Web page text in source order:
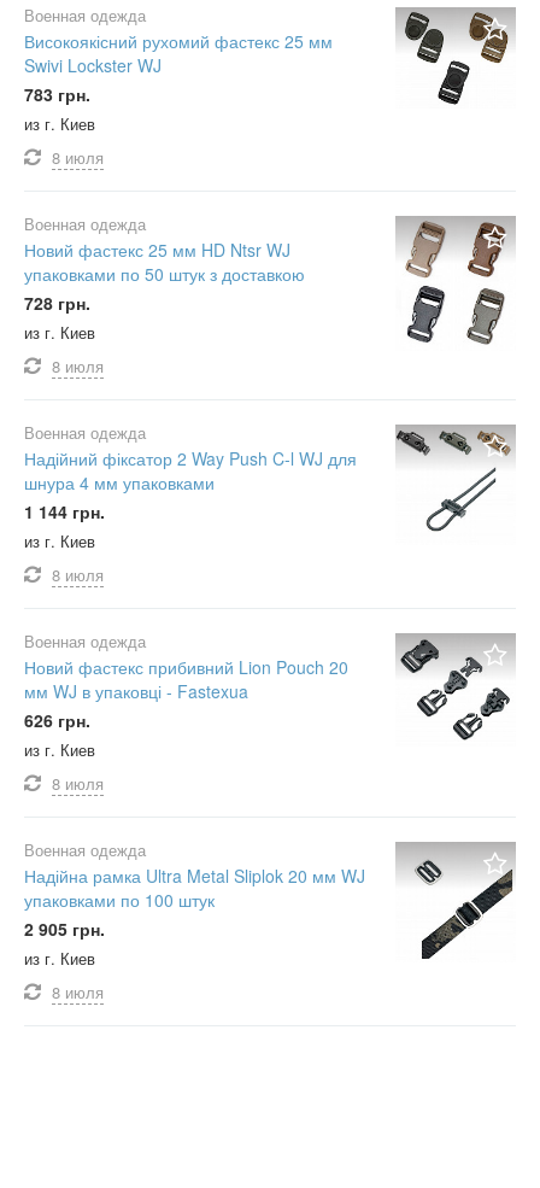
Военная одежда
Високоякісний рухомий фастекс 25 мм
Swivi Lockster WJ
783 грн.
из г. Киев
8 июля
Военная одежда
Новий фастекс 25 мм HD Ntsr WJ
упаковками по 50 штук з доставкою
728 грн.
из г. Киев
8 июля
Военная одежда
Надійний фіксатор 2 Way Push C-l WJ для
шнура 4 мм упаковками
1 144 грн.
из г. Киев
8 июля
Военная одежда
Новий фастекс прибивний Lion Pouch 20
мм WJ в упаковці - Fastexua
626 грн.
из г. Киев
8 июля
Военная одежда
Надійна рамка Ultra Metal Sliplok 20 мм WJ
упаковками по 100 штук
2 905 грн.
из г. Киев
8 июля